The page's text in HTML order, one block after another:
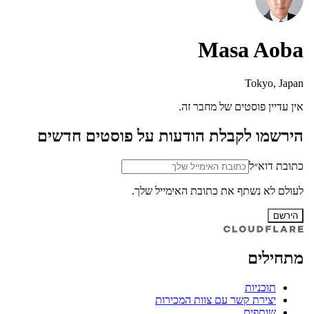
Masa Aoba
Tokyo, Japan
אין עדיין פוסטים של מחבר זה.
הירשמו לקבלת הודעות על פוסטים חדשים
כתובת דוא״ל
לעולם לא נשתף את כתובת האימייל שלך.
הירשם
מתחילים
תוכניות
יצירת קשר עם צוות המכירות